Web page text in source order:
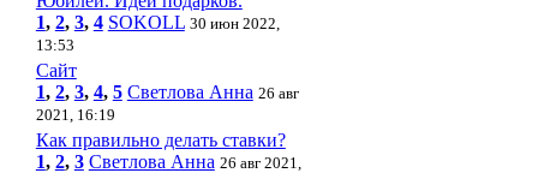
1, 2, 3, 4 SOKOLL 30 июн 2022,
13:53
Сайт
1, 2, 3, 4, 5 Светлова Анна 26 авг
2021, 16:19
Как правильно делать ставки?
1, 2, 3 Светлова Анна 26 авг 2021,